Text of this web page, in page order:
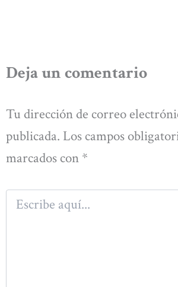
Deja un comentario
Tu dirección de correo
publicada. Los campos
marcados con *
Escribe
aquí...